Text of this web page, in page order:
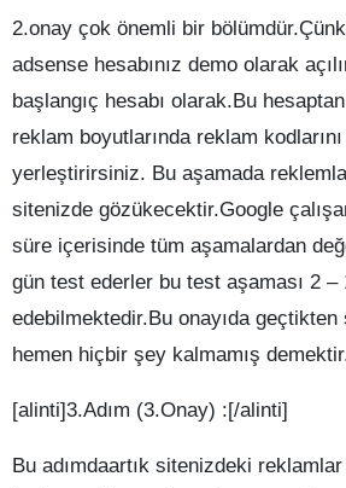
2.onay çok önemli bir
adsense hesabınız demo olarak
başlangıç hesabı olarak.Bu
reklam boyutlarında reklam
yerleştirirsiniz. Bu aşamada
sitenizde gözükecektir.Google
süre içerisinde tüm aşamalardan
gün test ederler bu test aşaması 2 –
edebilmektedir.Bu onayıda
hemen hiçbir şey kalmamış
[alinti]3.Adım (3.Onay) :[/alinti]
Bu adımdaartık sitenizdeki